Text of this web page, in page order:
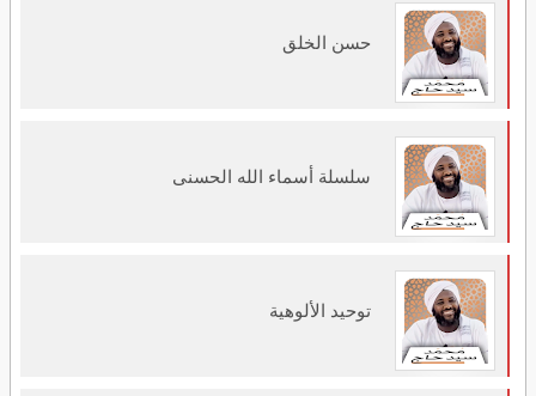
حسن الخلق
سلسلة أسماء الله الحسنى
توحيد الألوهية